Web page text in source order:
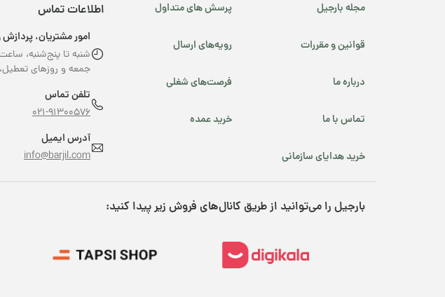
مجله بارجیل پرسش های متداول
قوانین و مقررات رویه‌های ارسال
درباره ما فرصت‌های شغلی
تماس با ما خرید عمده
خرید هدایای سازمانی
اطلاعات تماس
امور مشتریان،
شنبه تا پنج‌شنبه، ساعت ۹:۳۰ تا
جمعه و روزهای تعطیل، ساعت
تلفن تماس
021-91300576
آدرس ایمیل
info@barjil.com
بارجیل را می‌توانید از طریق کانال‌های فروش زیر پیدا کنید: